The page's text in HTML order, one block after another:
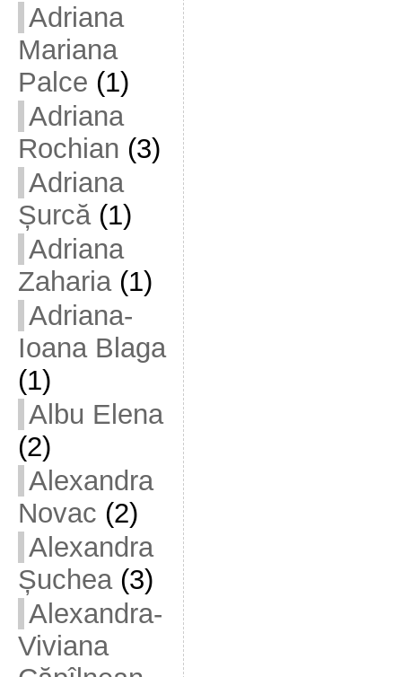
Adriana
Mariana
Palce (1)
Adriana
Rochian (3)
Adriana
Șurcă(1)
Adriana
Zaharia(1)
Adriana-
Ioana Blaga
(1)
Albu Elena
(2)
Alexandra
Novac (2)
Alexandra
Șuchea(3)
Alexandra-
Viviana